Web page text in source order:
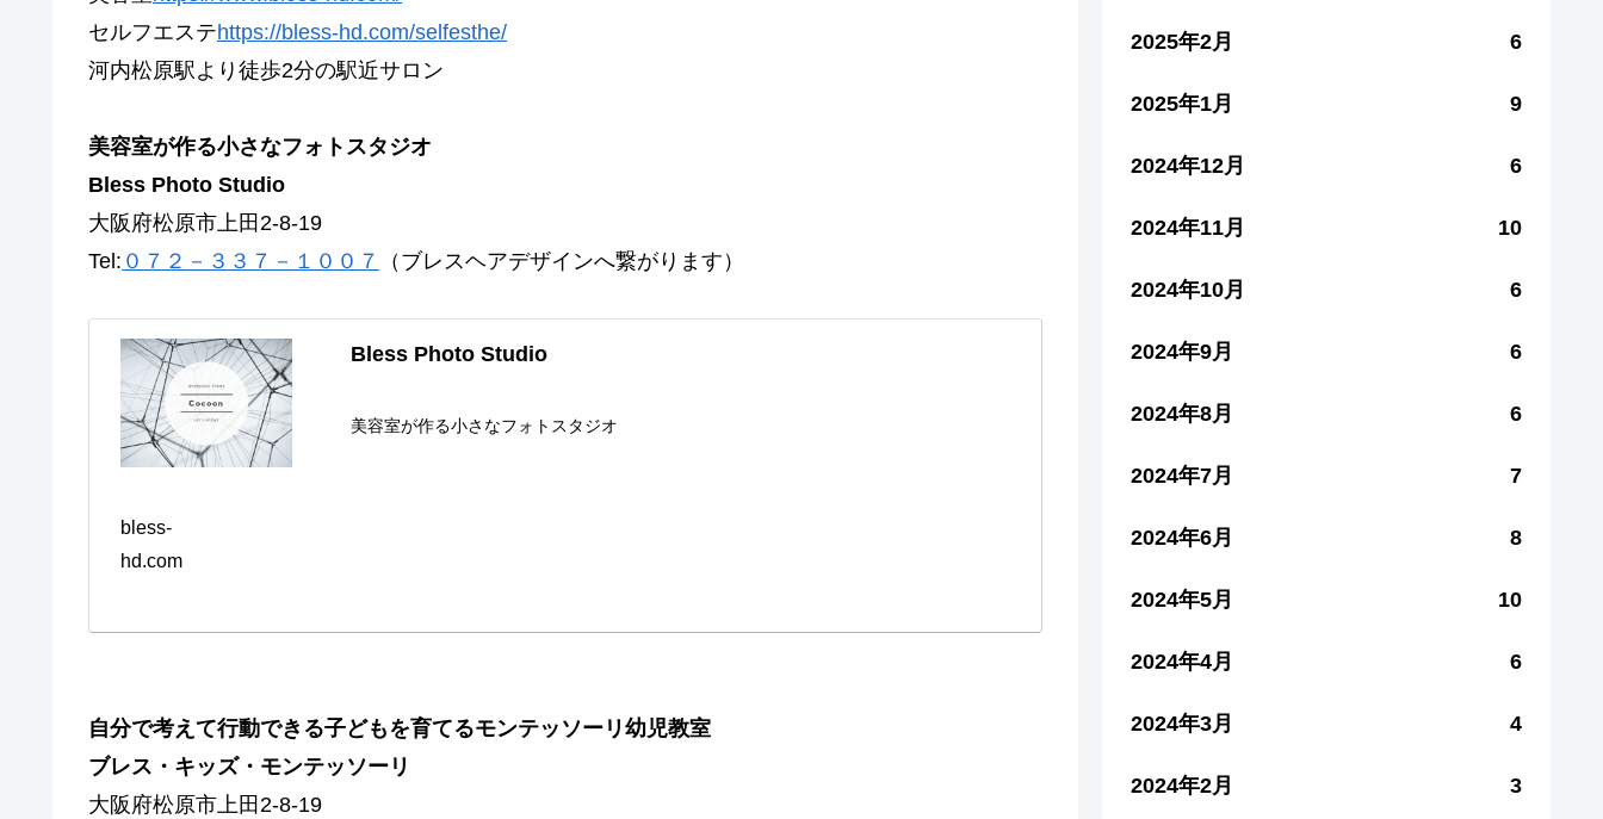
セルフエステhttps://bless-hd.com/selfesthe/
河内松原駅より徒歩2分の駅近サロン
美容室が作る小さなフォトスタジオ
Bless Photo Studio
大阪府松原市上田2-8-19
Tel: ０７２－３３７－１００７ （ブレスヘアデザインへ繋がります）
Bless Photo Studio
美容室が作る小さなフォトスタジオ
bless-
hd.com
自分で考えて行動できる子どもを育てるモンテッソーリ幼児教室
ブレス・キッズ・モンテッソーリ
大阪府松原市上田2-8-19
2025年2月 6
2025年1月 9
2024年12月 6
2024年11月 10
2024年10月 6
2024年9月 6
2024年8月 6
2024年7月 7
2024年6月 8
2024年5月 10
2024年4月 6
2024年3月 4
2024年2月 3